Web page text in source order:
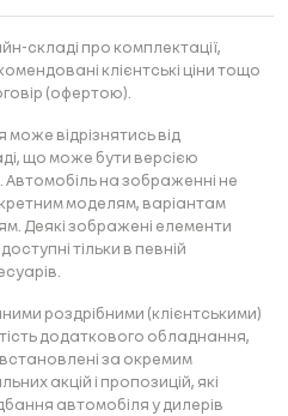
складі про комплектації,
клієнтські ціни тощо
(офертою).
відрізнятись від
що може бути версією
Автомобіль на зображенні не
моделям, варіантам
Деякі зображені елементи
тільки в певній
роздрібними (клієнтськими)
додаткового обладнання,
за окремим
акцій і пропозицій, які
автомобіля у дилерів